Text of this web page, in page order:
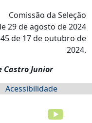
Comissão da Seleção
29 de agosto de 2024
de 17 de outubro de
2024.
Castro Junior
Acessibilidade